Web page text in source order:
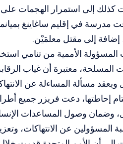
كذلك إلى استمرار الهجمات
إضافة إلى مقتل معلمَيْن.
الأممية من تنامي
المسلحة، معتبرة أن غياب
ويعقد مسألة المساءلة عن
إحاطتها، دعت فريزر جميع
وضمان وصول المساعدات
المسؤولين عن الانتهاكات،